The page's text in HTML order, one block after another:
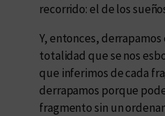
recorrido: el de los
Y, entonces, derrapamos
totalidad que se nos
que inferimos de cada
derrapamos porque
fragmento sin un